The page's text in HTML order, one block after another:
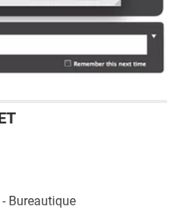
Bureautique